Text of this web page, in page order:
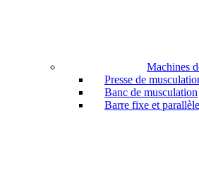
Machines
Presse de
Banc de musculation
Barre fixe et parallèle